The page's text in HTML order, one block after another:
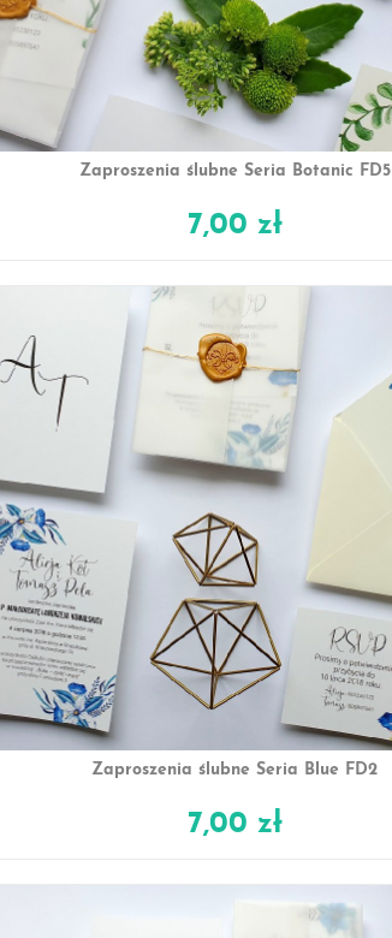
Zaproszenia ślubne Seria Botanic FD5
7,00 zł
Zaproszenia ślubne Seria Blue FD2
7,00 zł